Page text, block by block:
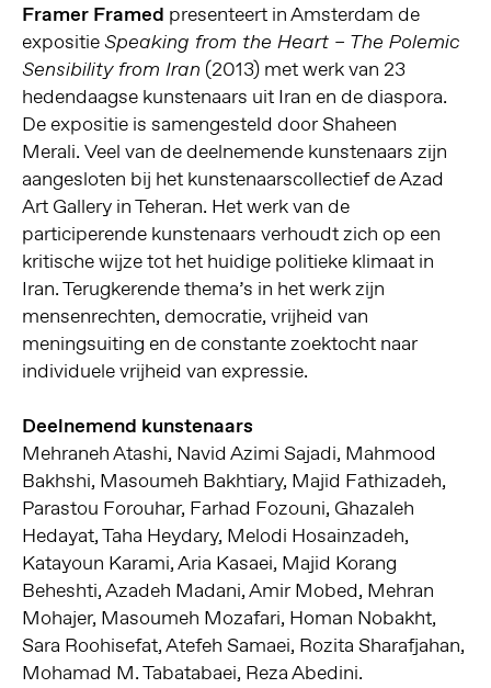
Framer Framed presenteert in Amsterdam de
expositieSpeaking from the Heart – The Polemic
Sensibility from Iran (2013) met werk van 23
hedendaagse kunstenaars uit Iran en de diaspora.
De expositie is samengesteld door Shaheen
Merali. Veel van de deelnemende kunstenaars zijn
aangesloten bij het kunstenaarscollectief de Azad
Art Gallery in Teheran. Het werk van de
participerende kunstenaars verhoudt zich op een
kritische wijze tot het huidige politieke klimaat in
Iran. Terugkerende thema’s in het werk zijn
mensenrechten, democratie, vrijheid van
meningsuiting en de constante zoektocht naar
individuele vrijheid van expressie.
Deelnemend kunstenaars
Mehraneh Atashi, Navid Azimi Sajadi, Mahmood
Bakhshi, Masoumeh Bakhtiary, Majid Fathizadeh,
Parastou Forouhar, Farhad Fozouni, Ghazaleh
Hedayat, Taha Heydary, Melodi Hosainzadeh,
Katayoun Karami, Aria Kasaei, Majid Korang
Beheshti, Azadeh Madani, Amir Mobed, Mehran
Mohajer, Masoumeh Mozafari, Homan Nobakht,
Sara Roohisefat, Atefeh Samaei, Rozita Sharafjahan,
Mohamad M. Tabatabaei, Reza Abedini.